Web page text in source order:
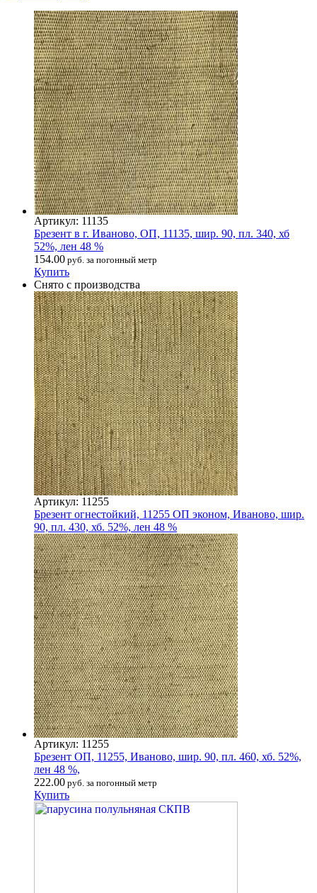
Артикул: 11135
Брезент в г. Иваново, ОП, 11135, шир. 90, пл. 340, хб
52%, лен 48 %
154.00 руб. за погонный метр
Купить
Снято с производства
Артикул: 11255
Брезент огнестойкий, 11255 ОП эконом, Иваново, шир.
90, пл. 430, хб. 52%, лен 48 %
Артикул: 11255
Брезент ОП, 11255, Иваново, шир. 90, пл. 460, хб. 52%,
лен 48 %,
222.00 руб. за погонный метр
Купить